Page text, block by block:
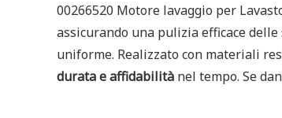
00266520 Motore lavaggio per
assicurando una pulizia efficace
uniforme. Realizzato con materiali
durata e affidabilità nel tempo. Se